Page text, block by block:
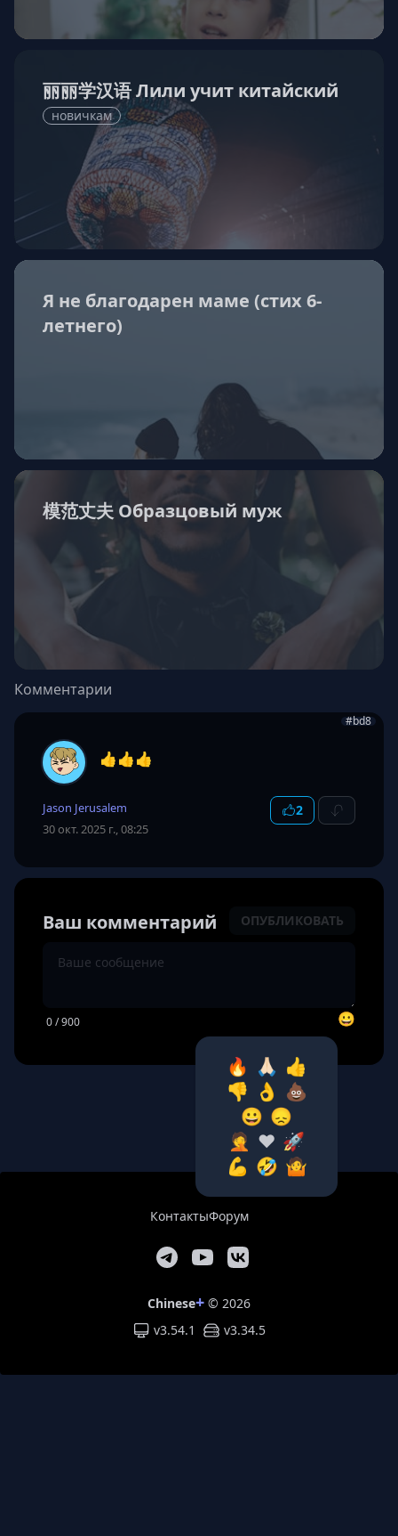
丽丽学汉语 Лили учит китайский
новичкам
Я не благодарен маме (стих 6-
летнего)
模范丈夫 Образцовый муж
Комментарии
#bd8
👍👍👍
Jason Jerusalem
30 окт. 2025 г., 08:25
2
Ваш комментарий ОПУБЛИКОВАТЬ
0/ 900 😀
🔥 🙏🏻 👍
👎 👌 💩
😀 😞
🤦‍ ❤️ 🚀
💪 🤣 🤷‍
КонтактыФорум
Chinese+ © 2026
v3.54.1
v3.34.5